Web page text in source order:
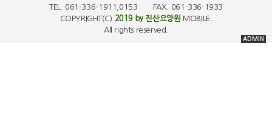
TEL. 061-336-1911,0153 FAX. 061-336-1933
COPYRIGHT(C) 2019 by 진산요양원 MOBILE.
All rights reserved.
ADMIN